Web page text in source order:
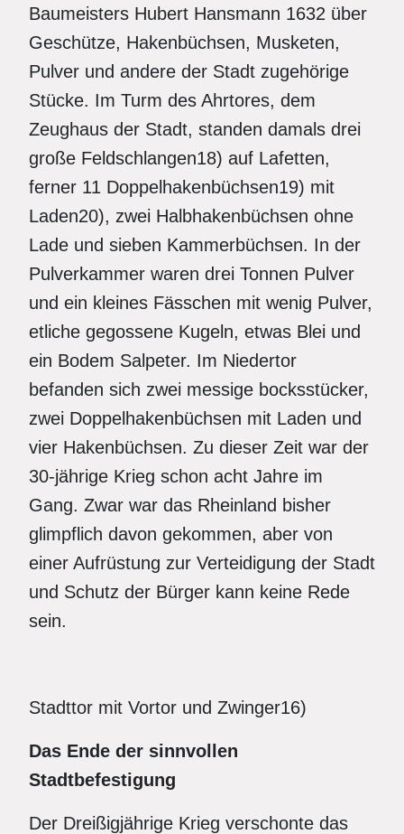
Baumeisters Hubert Hansmann 1632 über
Geschütze, Hakenbüchsen, Musketen,
Pulver und andere der Stadt zugehörige
Stücke. Im Turm des Ahrtores, dem
Zeughaus der Stadt, standen damals drei
große Feldschlangen18) auf Lafetten,
ferner 11 Doppelhakenbüchsen19) mit
Laden20), zwei Halbhakenbüchsen ohne
Lade und sieben Kammerbüchsen. In der
Pulverkammer waren drei Tonnen Pulver
und ein kleines Fässchen mit wenig Pulver,
etliche gegossene Kugeln, etwas Blei und
ein Bodem Salpeter. Im Niedertor
befanden sich zwei messige bocksstücker,
zwei Doppelhakenbüchsen mit Laden und
vier Hakenbüchsen. Zu dieser Zeit war der
30-jährige Krieg schon acht Jahre im
Gang. Zwar war das Rheinland bisher
glimpflich davon gekommen, aber von
einer Aufrüstung zur Verteidigung der Stadt
und Schutz der Bürger kann keine Rede
sein.
Stadttor mit Vortor und Zwinger16)
Das Ende der sinnvollen
Stadtbefestigung
Der Dreißigjährige Krieg verschonte das